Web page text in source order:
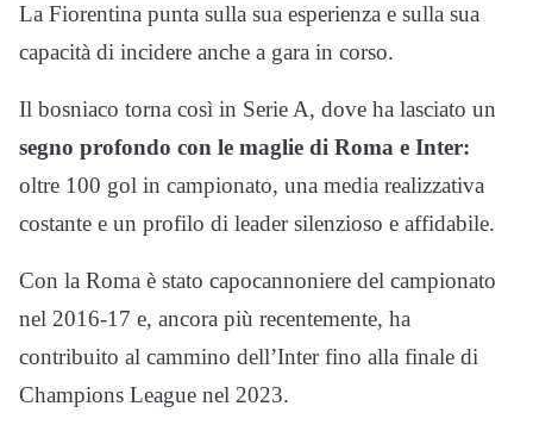
La Fiorentina punta sulla sua esperienza e sulla sua
capacità di incidere anche a gara in corso.
Il bosniaco torna così in Serie A, dove ha lasciato un
segno profondo con le maglie di Roma e Inter:
oltre 100 gol in campionato, una media realizzativa
costante e un profilo di leader silenzioso e affidabile.
Con la Roma è stato capocannoniere del campionato
nel 2016-17 e, ancora più recentemente, ha
contribuito al cammino dell’Inter fino alla finale di
Champions League nel 2023.